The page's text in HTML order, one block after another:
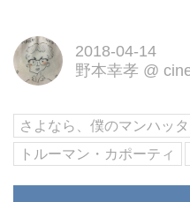
国
2018-04-14
野本幸孝 @
さよなら、僕のマンハッ
トルーマン・カポーティ